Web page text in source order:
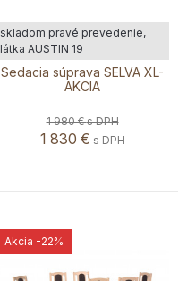
Sedacia súprava SELVA XL-
AKCIA
skladom pravé prevedenie,
látka AUSTIN 19
1 980 €s DPH
1 830 € s DPH
Akcia -22%